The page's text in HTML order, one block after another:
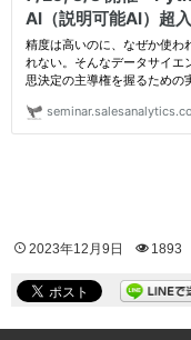
2023年12月9日 1893